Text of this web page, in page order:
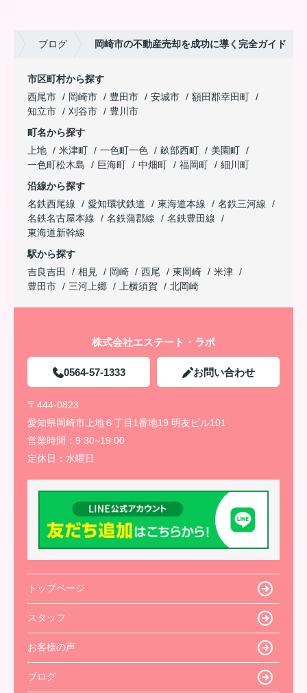
ブログ 岡崎市の不動産売却を成功に導く完全ガイド
市区町村から探す
西尾市
岡崎市 豊田市 安城市
額田郡幸田町
知立市
刈谷市
豊川市
町名から探す
上地
米津町 一色町一色 畝部西町
美園町
一色町松木島
巨海町 中畑町 福岡町
細川町
沿線から探す
名鉄西尾線
愛知環状鉄道 東海道本線
名鉄三河線
名鉄名古屋本線
名鉄蒲郡線
名鉄豊田線
東海道新幹線
駅から探す
吉良吉田
相見 岡崎 西尾 東岡崎
米津
豊田市
三河上郷 上横須賀 北岡崎
株式会社エステート・ラボ
0564-57-1333 お問い合わせ
〒444-0823
愛知県岡崎市上地６丁目1番地19 明友ビル101
営業時間： 9:30~19:00
定休日： 水曜日
トップページ
スタッフ
お客様の声
ブログ